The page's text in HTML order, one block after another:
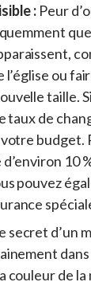
: Peur
l’église ou
taille.
taux de
budget.
10
pouvez
secret d’un
dans
couleur de